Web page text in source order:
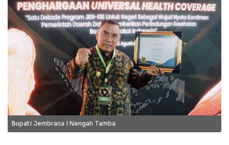
Bupati Jembrana I Nengah Tamba